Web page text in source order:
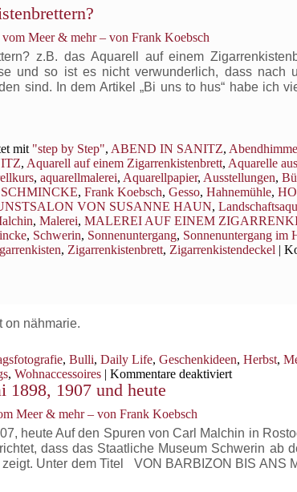
Meer & mehr – von Frank Koebsch
z.B. das Aquarell auf einem
und so ist es nicht verwunderlich, dass nach
sind. In dem Artikel „Bi uns to hus“ habe ich
mit "step by Step", ABEND IN SANITZ,
, Aquarell auf einem Zigarrenkistenbrett, Aquarelle
, aquarellmalerei, Aquarellpapier, Ausstellungen,
, Frank Koebsch, Gesso, Hahnemühle,
VON SUSANNE HAUN,
, Malerei, MALEREI AUF EINEM
, Schwerin, Sonnenuntergang, Sonnenuntergang im
, Zigarrenkistenbrett, Zigarrenkistendeckel |
on nähmarie.
, Bulli, Daily Life, Geschenkideen, Herbst,
, Wohnaccessoires | Kommentare deaktiviertfür
{283}
1898, 1907 und heute
Meer & mehr – von Frank Koebsch
heute Auf den Spuren von Carl Malchin in
dass das Staatliche Museum Schwerin ab
Unter dem Titel VON BARBIZON BIS ANS